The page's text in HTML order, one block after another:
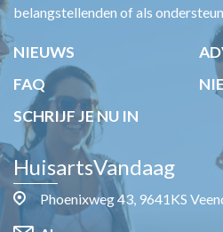
belangstellenden of als
NIEUWS
FAQ
SCHRIJF JE NU IN
HuisartsVandaag
Phoenixweg 43, 9641KS